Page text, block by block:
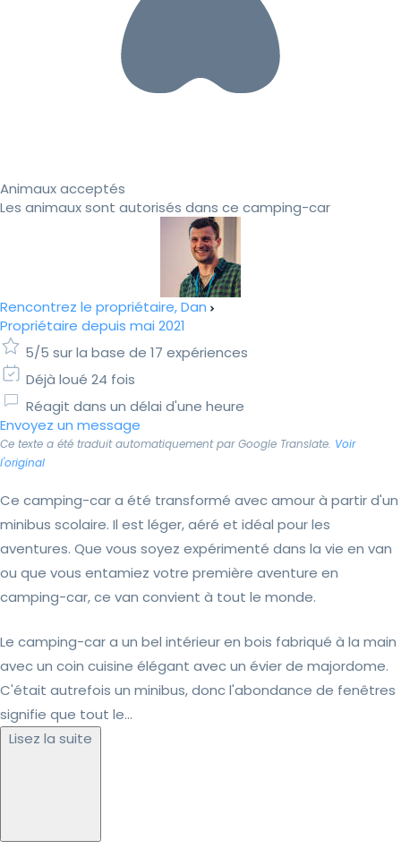
Animaux acceptés
Les animaux sont autorisés dans ce camping-car
Rencontrez le propriétaire, Dan
Propriétaire depuis mai 2021
5/5 sur la base de 17 expériences
Déjà loué 24 fois
Réagit dans un délai d'une heure
Envoyez un message
Ce texte a été traduit automatiquement par Google Translate. Voir
l'original
Ce camping-car a été transformé avec amour à partir d'un
minibus scolaire. Il est léger, aéré et idéal pour les
aventures. Que vous soyez expérimenté dans la vie en van
ou que vous entamiez votre première aventure en
camping-car, ce van convient à tout le monde.
Le camping-car a un bel intérieur en bois fabriqué à la main
avec un coin cuisine élégant avec un évier de majordome.
C'était autrefois un minibus, donc l'abondance de fenêtres
signifie que tout le...
Lisez la suite